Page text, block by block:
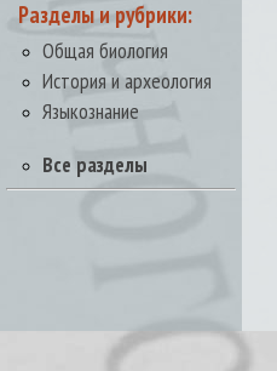
Разделы и рубрики:
Общая биология
История и археология
Языкознание
Все разделы